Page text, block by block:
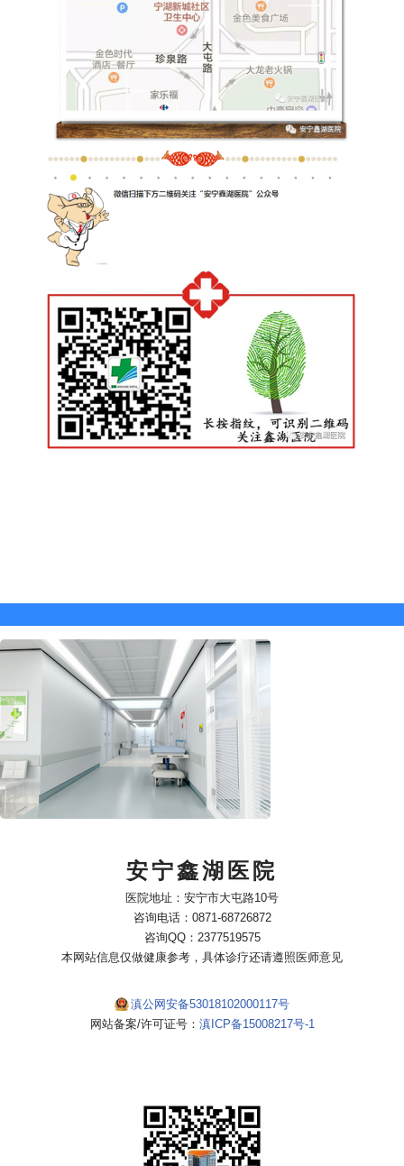
安宁鑫湖医院
医院地址：安宁市大屯路10号
咨询电话：0871-68726872
咨询QQ：2377519575
本网站信息仅做健康参考，具体诊疗还请遵照医师意见
滇公网安备53018102000117号
网站备案/许可证号： 滇ICP备15008217号-1